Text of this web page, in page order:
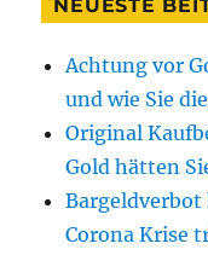
NEUESTE
Achtung vor
und wie Sie
Original
Gold hätten
Corona Krise